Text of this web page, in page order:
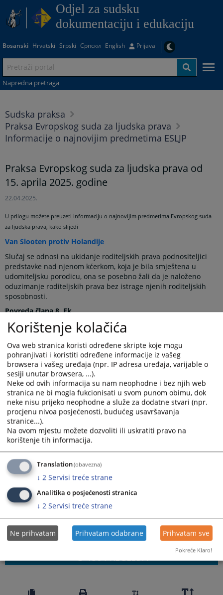
Odjel za sudsku
dokumentaciju i edukaciju
Bosanski Hrvatski Srpski Српски English Prijava
Napredna pretraga
Sudska praksa
Praksa Evropskog suda za ljudska prava
Informacije o najnovijim predmetima ESLJP
Praksa Evropskog suda za ljudska prava od
15. aprila 2025. godine
22.04.2025.
U prilogu možete preuzeti informaciju o najnovijim predmetima Evropskog suda
za ljudska prava, kako slijedi
Van Slooten protiv Holandije
Slučaj se odnosi na ukidanje roditeljskih prava podnositeljici
predstavke nad njenom kćerkom, koja je bila smještena u
udomiteljsku porodicu, ona se posebno žali da je naloženo
oduzimanje roditeljskih prava bez istrage njenih roditeljskih
sposobnosti.
Povreda člana 8. Ek
Bădescu and Others v. Romania
Podnosioci predstavke su sutkinje krivičnog odjeljenja
Apelacionog suda u Bukureštu. Predmet se odnosi na njihove
navode o nepredvidljivosti krivičnog zakona nakon što su bile
osuđene za krivično djelo zloupotrebe položaja.
Nema povrede člana 7. Ek
Prikazana vijest je na: Bosanski jezik
Obavijest o preuzimanju sadržaja
Napomena: U slučaju preuzimanja vijesti istu preuzeti u
integralnom obliku uz navođenje izvora informacije.
Prateći dokumenti
ECHR - 15.4.2025
156PREGLEDA
Korištenje kolačića
Ova web stranica koristi određene skripte koje mogu
pohranjivati i koristiti određene informacije iz vašeg
browsera i vašeg uređaja (npr. IP adresa uređaja, varijable o
sesiji unutar browsera, ...).
Neke od ovih informacija su nam neophodne i bez njih web
stranica ne bi mogla fukcionisati u svom punom obimu, dok
neke nisu prijeko neophodne a služe za dodatne stvari (npr.
procjenu nivoa posjećenosti, budućeg usavršavanja
stranice...).
Na ovom mjestu možete dozvoliti ili uskratiti pravo na
korištenje tih informacija.
Translation(obavezna)
↓ 2 Servisi treće strane
Analitika o posjećenosti stranica
↓ 2 Servisi treće strane
Ne prihvatam Prihvatam odabrane Prihvatam sve
Pokreće Klaro!